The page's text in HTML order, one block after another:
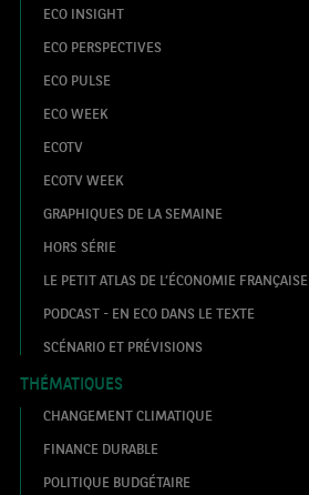
ECO INSIGHT
ECO PERSPECTIVES
ECO PULSE
ECO WEEK
ECOTV
ECOTV WEEK
GRAPHIQUES DE LA SEMAINE
HORS SÉRIE
LE PETIT ATLAS DE L’ÉCONOMIE FRANÇAISE
PODCAST - EN ECO DANS LE TEXTE
SCÉNARIO ET PRÉVISIONS
THÉMATIQUES
CHANGEMENT CLIMATIQUE
FINANCE DURABLE
POLITIQUE BUDGÉTAIRE